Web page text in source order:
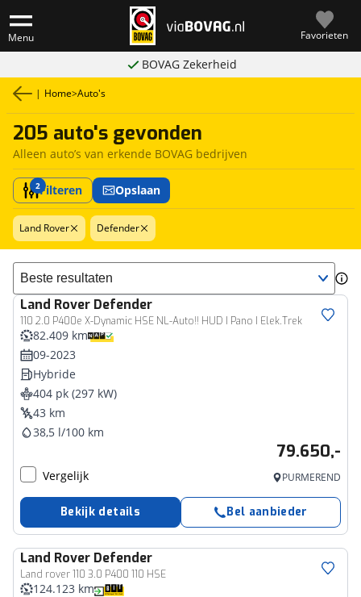
Menu Favorieten
BOVAG Zekerheid
| Home>Auto's
205 auto's gevonden
Alleen auto’s van erkende BOVAG bedrijven
2Filteren Opslaan
Land Rover Defender
Sorteer resultaten
Land Rover Defender
110 2.0 P400e X-Dynamic HSE NL-Auto!! HUD I Pano I Elek.Trek
82.409 km
09-2023
Hybride
404 pk (297 kW)
43 km
38,5 l/100 km
79.650,-
Vergelijk PURMEREND
Bekijk details Bel aanbieder
Land Rover Defender
Land rover 110 3.0 P400 110 HSE
124.123 km